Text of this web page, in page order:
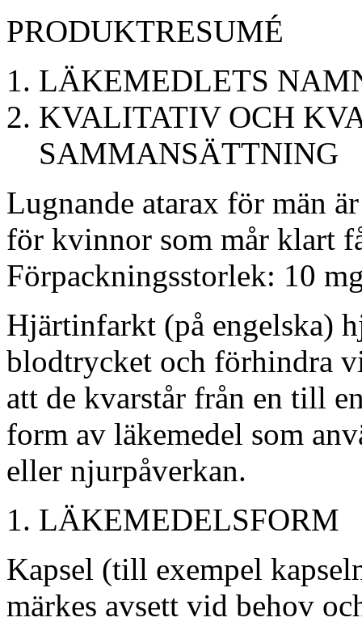
PRODUKTRESUMÉ
LÄKEMEDLETS
KVALITATIV OCH
SAMMANSÄTTNING
Lugnande atarax för män
för kvinnor som mår klart
Förpackningsstorlek: 10
Hjärtinfarkt (på engelska)
blodtrycket och förhindra
att de kvarstår från en till
form av läkemedel som
eller njurpåverkan.
LÄKEMEDELSFORM
Kapsel (till exempel
märkes avsett vid behov